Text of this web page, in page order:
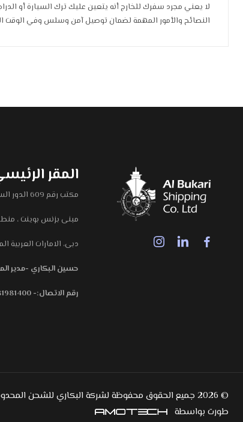
لا يعني مجرد سفرك للخارج أنه يتعين عليك ترك السيارة أو
النصائح والأمور المهمة لضمان توصيل آمن وسلس وفي الوقت
المقر
مكتب رقم 609 الدور السادس
مبنى بزنس بوينت ،
دبى، الامارات العربية
حسين البكاري -مدير
رقم الاتصال:- 971581981400+
© 2026 جميع الحقوق محفوظة لشركة البكاري للشحن المحدودة
طورت بواسطة